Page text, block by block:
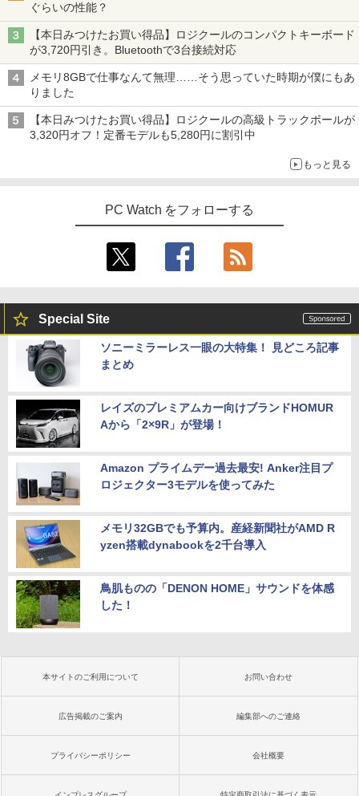
コカ・コーラ やかんの麦茶 from 爽健美茶 ラ
ベルレス 650mlPET×24本
スーパーの裏でヤニ吸うふたり 9巻 (デジタル
版ビッグガンガンコミックス)
￥810
56GB 12.5型フルHD Windows11 MS Of
fice付き 軽量 持ち運び便利 WiFi Blueto
oth Type-C USB3.0 安心保証
￥20,800
【★最大100%ポイント】富士通 LIFEBO
GB/12GB/SSD:128GB/256GB/512GB/1
中古PC 中古ノートパソコン Windows11
8世代 Core i5 Windows11 Pro メモリ 8
GB 16GB SSD 256GB 512GB 15型 テン
キー WEBカメラ DVDマルチ HDMI USB
3.1WPS Office 2 中古ノートPC 中古パ
ソコン ノートPC 中古ノートパソコン
【中古】
￥17,600
4
【中古】Dospara◆デスクトップPC/Cor
e i5/16GB/2019年/HB//【パソコン】
hp Z420 Workstation Xeon E5-1660 3.
3GHz 16GB 128GB(SSD)+500GB(HDD)
Quadro K600 DVD+-RW Windows7 Pro
64bit 難有 【中古】【20260325】
【当日発送】I-O DATA アイ・オー・デー
タ 5年保証 3辺フレームレス&広視野角A
インチ相当 PCモニター LCD-A241DB L
CDA241DB 【NE直】
モニター 21.5インチ 黒 白 100Hz ゲーミ
ングモニター【1ms応答 2mmベゼルレ
ス】pcモニター 1920*1080 FHD パソコ
ン モニター VA非光沢 4000:1 HDMI 角度
調整 VESA Freesync スピーカー内蔵 kk
4
転生したら第七王子だったので、気まま
に魔術を極めます（24） 【電子書籍】[
石沢庸介 ]
【3千円以上送料無料】新装版 沈黙の艦
￥22,660
ぐらいの性能？
【本日みつけたお買い得品】ロジクールのコンパクトキーボード
が3,720円引き。Bluetoothで3台接続対応
メモリ8GBで仕事なんて無理……そう思っていた時期が僕にもあ
りました
【本日みつけたお買い得品】ロジクールの高級トラックボールが
3,320円オフ！定番モデルも5,280円に割引中
もっと見る
PC Watch をフォローする
Special Site
ソニーミラーレス一眼の大特集！ 見どころ記事
まとめ
レイズのプレミアムカー向けブランドHOMUR
Aから「2×9R」が登場！
Amazon プライムデー過去最安! Anker注目プ
ロジェクター3モデルを使ってみた
メモリ32GBでも予算内。産経新聞社がAMD R
yzen搭載dynabookを2千台導入
鳥肌ものの「DENON HOME」サウンドを体感
した！
本サイトのご利用について お問い合わせ
広告掲載のご案内 編集部へのご連絡
プライバシーポリシー 会社概要